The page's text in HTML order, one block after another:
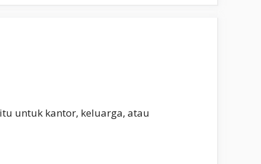
untuk kantor, keluarga, atau